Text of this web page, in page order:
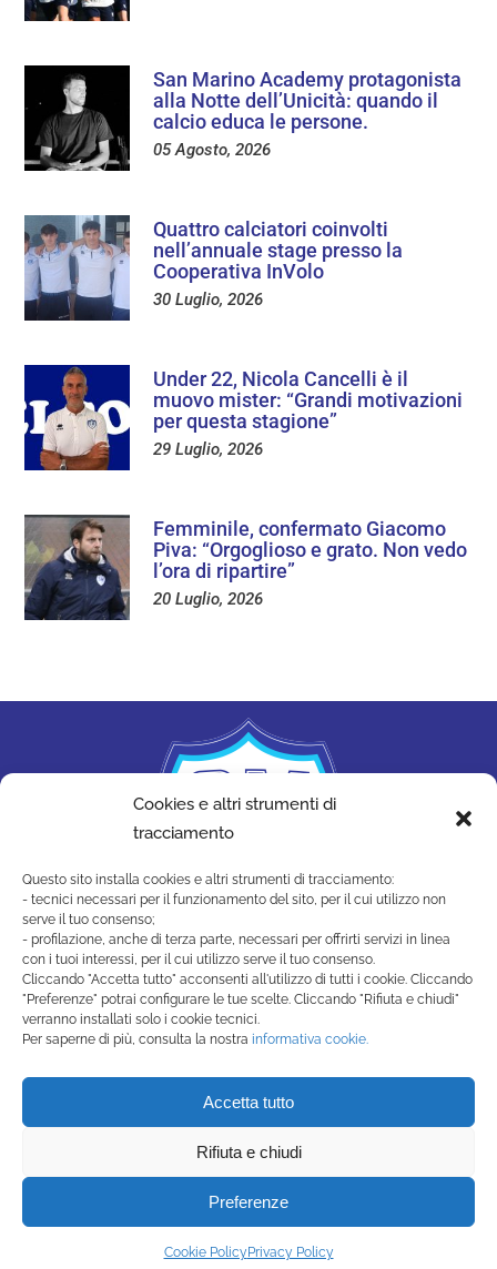
Cookies e altri strumenti di
tracciamento
Questo sito installa cookies e altri strumenti di tracciamento:
- tecnici necessari per il funzionamento del sito, per il cui utilizzo non
serve il tuo consenso;
- profilazione, anche di terza parte, necessari per offrirti servizi in linea
con i tuoi interessi, per il cui utilizzo serve il tuo consenso.
Cliccando "Accetta tutto" acconsenti all'utilizzo di tutti i cookie. Cliccando
"Preferenze" potrai configurare le tue scelte. Cliccando "Rifiuta e chiudi"
verranno installati solo i cookie tecnici.
Per saperne di più, consulta la nostra informativa cookie.
Accetta tutto
Rifiuta e chiudi
Preferenze
Cookie Policy Privacy Policy
San Marino Academy protagonista
alla Notte dell’Unicità: quando il
calcio educa le persone.
05 Agosto, 2026
Quattro calciatori coinvolti
nell’annuale stage presso la
Cooperativa InVolo
30 Luglio, 2026
Under 22, Nicola Cancelli è il
muovo mister: “Grandi motivazioni
per questa stagione”
29 Luglio, 2026
Femminile, confermato Giacomo
Piva: “Orgoglioso e grato. Non vedo
l’ora di ripartire”
20 Luglio, 2026
SAN MARINO ACADEMY
Strada di Montecchio, 17 47890
(+378) 0549 990515 -
segreteria@sanmarinoacademy.sm
Privacy Policy- Cookie Policy
Powered by Studio99